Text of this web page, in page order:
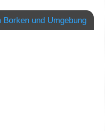
Borken und Umgebung